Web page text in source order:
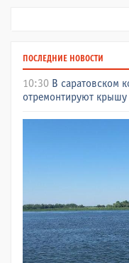
ПОСЛЕДНИЕ НОВОСТИ
10:30 В саратовском
отремонтируют крышу